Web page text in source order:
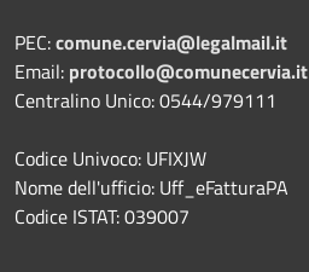
PEC:comune.cervia@legalmail.it
Email: protocollo@comunecervia.it
Centralino Unico: 0544/979111
Codice Univoco: UFIXJW
Nome dell'ufficio: Uff_eFatturaPA
Codice ISTAT: 039007